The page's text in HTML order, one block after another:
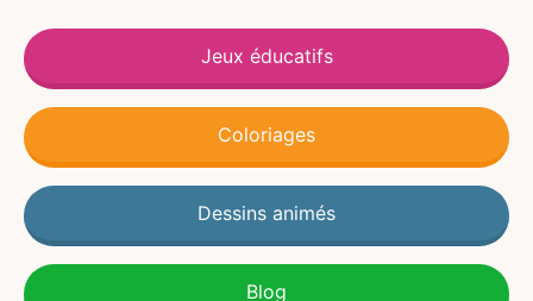
Jeux éducatifs
Coloriages
Dessins animés
Blog